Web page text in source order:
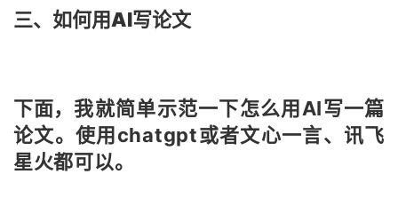
三、如何用AI写论文
下面，我就简单示范一下怎么用AI写一篇
论文。使用chatgpt或者文心一言、讯飞
星火都可以。